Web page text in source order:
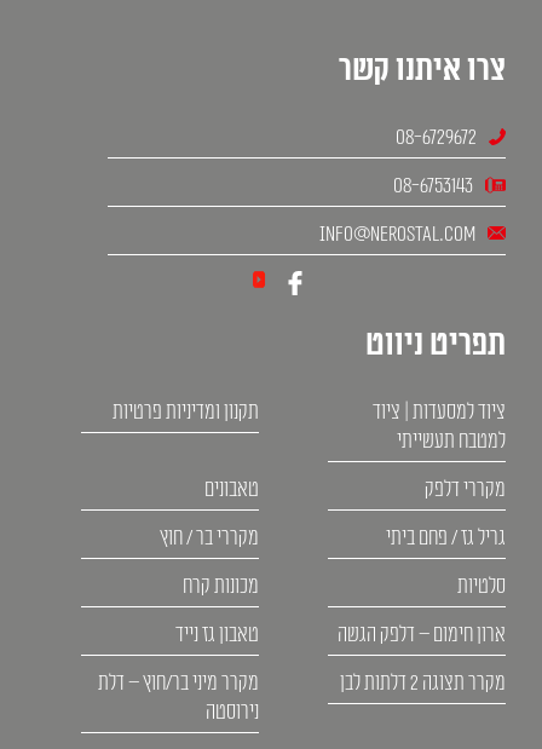
צרו איתנו קשר
08-6729672
08-6753143
info@nerostal.com
תפריט ניווט
ציוד למסעדות | ציוד
למטבח תעשייתי
תקנון ומדיניות פרטיות
מקררי דלפק
טאבונים
גריל גז / פחם ביתי
מקררי בר / חוץ
סלטיות
מכונות קרח
ארון חימום – דלפק הגשה
טאבון גז נייד
מקרר תצוגה 2 דלתות לבן
מקרר מיני בר/חוץ – דלת
נירוסטה